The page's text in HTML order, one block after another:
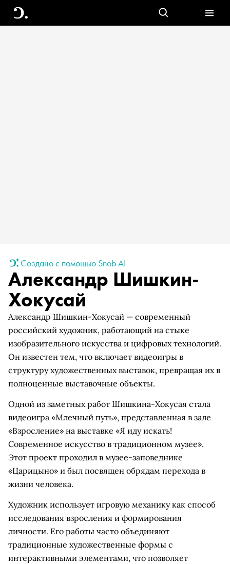
Создано с помощью Snob AI
Александр Шишкин-
Хокусай
Александр Шишкин-Хокусай — современный
российский художник, работающий на стыке
изобразительного искусства и цифровых технологий.
Он известен тем, что включает видеоигры в
структуру художественных выставок, превращая их в
полноценные выставочные объекты.
Одной из заметных работ Шишкина-Хокусая стала
видеоигра «Млечный путь», представленная в зале
«Взросление» на выставке «Я иду искать!
Современное искусство в традиционном музее».
Этот проект проходил в музее-заповеднике
«Царицыно» и был посвящен обрядам перехода в
жизни человека.
Художник использует игровую механику как способ
исследования взросления и формирования
личности. Его работы часто объединяют
традиционные художественные формы с
интерактивными элементами, что позволяет